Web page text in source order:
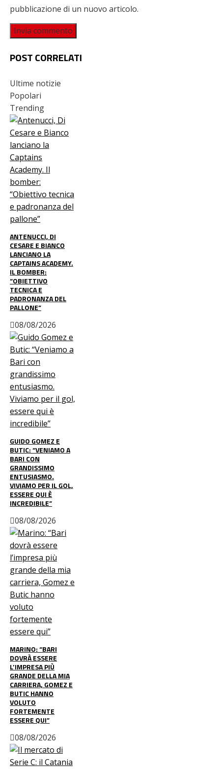
pubblicazione di un nuovo articolo.
POST CORRELATI
Ultime notizie
Popolari
Trending
ANTENUCCI, DI
CESARE E BIANCO
LANCIANO LA
CAPTAINS ACADEMY.
IL BOMBER:
“OBIETTIVO
TECNICA E
PADRONANZA DEL
PALLONE”
08/08/2026
GUIDO GOMEZ E
BUTIC: “VENIAMO A
BARI CON
GRANDISSIMO
ENTUSIASMO.
VIVIAMO PER IL GOL,
ESSERE QUI È
INCREDIBILE”
08/08/2026
MARINO: “BARI
DOVRÀ ESSERE
L’IMPRESA PIÙ
GRANDE DELLA MIA
CARRIERA, GOMEZ E
BUTIC HANNO
VOLUTO
FORTEMENTE
ESSERE QUI”
08/08/2026